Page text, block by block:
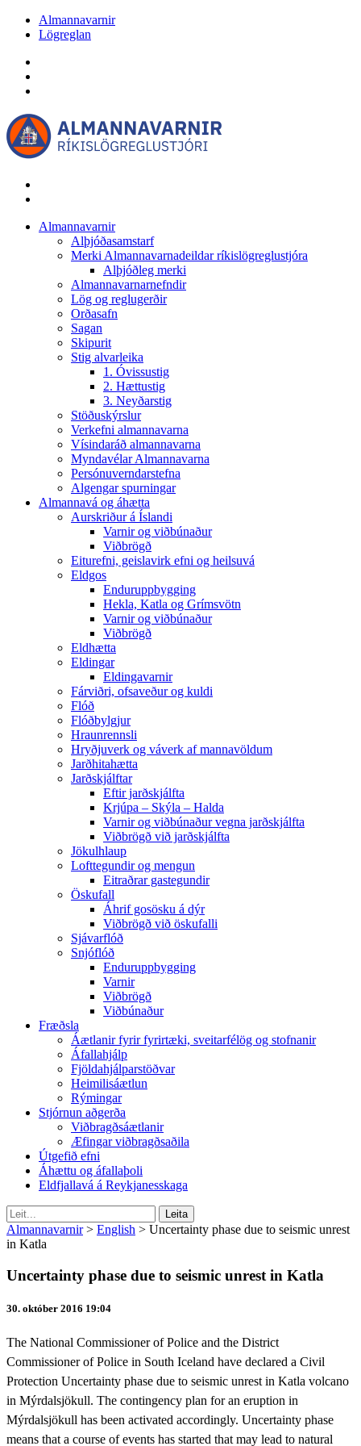
Almannavarnir
Lögreglan
Almannavarnir
Alþjóðasamstarf
Merki Almannavarnadeildar ríkislögreglustjóra
Alþjóðleg merki
Almannavarnarnefndir
Lög og reglugerðir
Orðasafn
Sagan
Skipurit
Stig alvarleika
1. Óvissustig
2. Hættustig
3. Neyðarstig
Stöðuskýrslur
Verkefni almannavarna
Vísindaráð almannavarna
Myndavélar Almannavarna
Persónuverndarstefna
Algengar spurningar
Almannavá og áhætta
Aurskriður á Íslandi
Varnir og viðbúnaður
Viðbrögð
Eiturefni, geislavirk efni og heilsuvá
Eldgos
Enduruppbygging
Hekla, Katla og Grímsvötn
Varnir og viðbúnaður
Viðbrögð
Eldhætta
Eldingar
Eldingavarnir
Fárviðri, ofsaveður og kuldi
Flóð
Flóðbylgjur
Hraunrennsli
Hryðjuverk og váverk af mannavöldum
Jarðhitahætta
Jarðskjálftar
Eftir jarðskjálfta
Krjúpa – Skýla – Halda
Varnir og viðbúnaður vegna jarðskjálfta
Viðbrögð við jarðskjálfta
Jökulhlaup
Lofttegundir og mengun
Eitraðrar gastegundir
Öskufall
Áhrif gosösku á dýr
Viðbrögð við öskufalli
Sjávarflóð
Snjóflóð
Enduruppbygging
Varnir
Viðbrögð
Viðbúnaður
Fræðsla
Áætlanir fyrir fyrirtæki, sveitarfélög og stofnanir
Áfallahjálp
Fjöldahjálparstöðvar
Heimilisáætlun
Rýmingar
Stjórnun aðgerða
Viðbragðsáætlanir
Æfingar viðbragðsaðila
Útgefið efni
Áhættu og áfallaþoli
Eldfjallavá á Reykjanesskaga
Almannavarnir> English > Uncertainty phase due to seismic unrest
in Katla
Uncertainty phase due to seismic unrest in Katla
30. október 2016 19:04
The National Commissioner of Police and the District
Commissioner of Police in South Iceland have declared a Civil
Protection Uncertainty phase due to seismic unrest in Katla volcano
in Mýrdalsjökull. The contingency plan for an eruption in
Mýrdalsjökull has been activated accordingly. Uncertainty phase
means that a course of events has started that may lead to natural